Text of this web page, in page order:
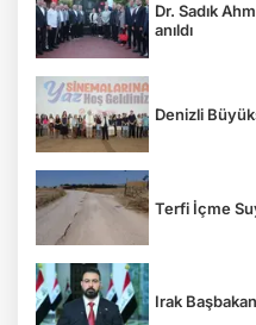
Dr. Sadık
anıldı
Denizli
Terfi İçme
Irak